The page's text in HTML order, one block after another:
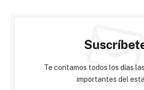
Te contamos todos los días
importantes del